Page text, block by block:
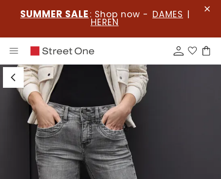
SUMMER SALE : Shop now - DAMES |
HEREN